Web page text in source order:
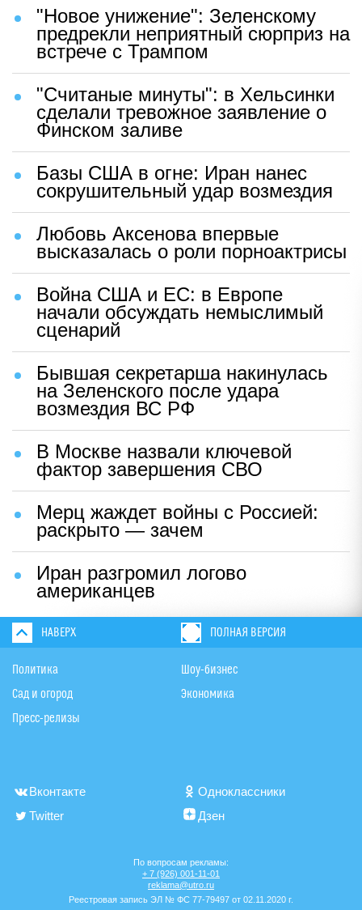
"Новое унижение": Зеленскому
предрекли неприятный сюрприз на
встрече с Трампом
"Считаные минуты": в Хельсинки
сделали тревожное заявление о
Финском заливе
Базы США в огне: Иран нанес
сокрушительный удар возмездия
Любовь Аксенова впервые
высказалась о роли порноактрисы
Война США и ЕС: в Европе
начали обсуждать немыслимый
сценарий
Бывшая секретарша накинулась
на Зеленского после удара
возмездия ВС РФ
В Москве назвали ключевой
фактор завершения СВО
Мерц жаждет войны с Россией:
раскрыто — зачем
Иран разгромил логово
американцев
НАВЕРХ ПОЛНАЯ ВЕРСИЯ
Политика
Сад и огород
Пресс-релизы
Шоу-бизнес
Экономика
Вконтакте
Одноклассники
Twitter
Дзен
По вопросам рекламы:
+ 7 (926) 001-11-01
reklama@utro.ru
Реестровая запись ЭЛ № ФС 77-79497 от 02.11.2020 г.